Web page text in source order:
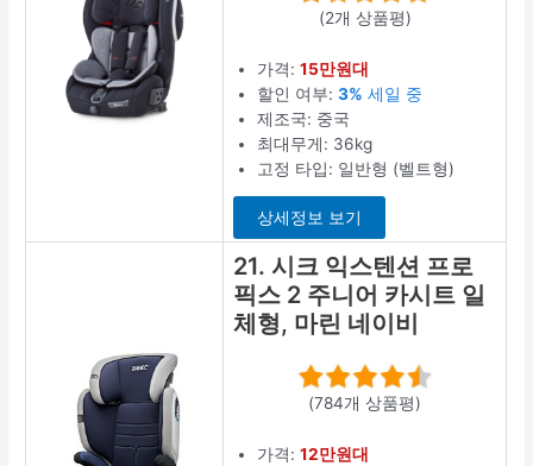
(2개 상품평)
가격:15만원대
할인 여부:3% 세일 중
제조국: 중국
최대무게: 36kg
고정 타입: 일반형 (벨트형)
상세정보 보기
21. 시크 익스텐션 프로
픽스 2 주니어 카시트 일
체형, 마린 네이비
(784개 상품평)
가격:12만원대